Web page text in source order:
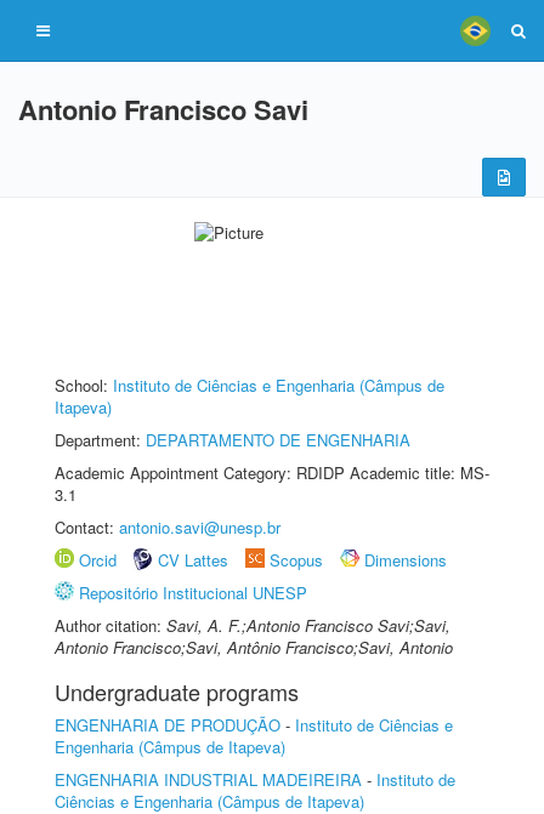
Antonio Francisco Savi
School: Instituto de Ciências e Engenharia (Câmpus de
Itapeva)
Department: DEPARTAMENTO DE ENGENHARIA
Academic Appointment Category: RDIDP Academic title: MS-
3.1
Contact: antonio.savi@unesp.br
Orcid
CV Lattes Scopus
Dimensions
Repositório Institucional UNESP
Author citation: Savi, A. F.;Antonio Francisco Savi;Savi,
Antonio Francisco;Savi, Antônio Francisco;Savi, Antonio
Undergraduate programs
ENGENHARIA DE PRODUÇÃO - Instituto de Ciências e
Engenharia (Câmpus de Itapeva)
ENGENHARIA INDUSTRIAL MADEIREIRA - Instituto de
Ciências e Engenharia (Câmpus de Itapeva)